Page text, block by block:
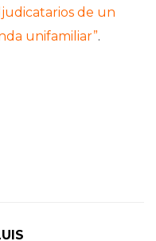
de un
unifamiliar”.